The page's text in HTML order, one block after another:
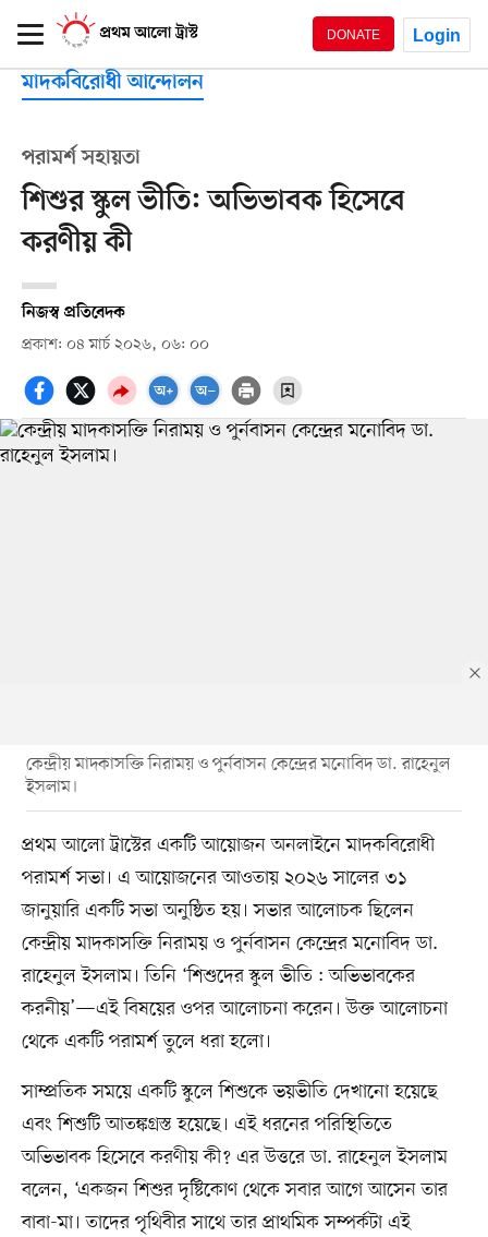
DONATE Login
মাদকবিরোধী আন্দোলন
পরামর্শ সহায়তা
শিশুর স্কুল ভীতি: অভিভাবক হিসেবে
করণীয় কী
নিজস্ব প্রতিবেদক
প্রকাশ: ০৪ মার্চ ২০২৬, ০৬: ০০
কেন্দ্রীয় মাদকাসক্তি নিরাময় ও পুর্নবাসন কেন্দ্রের মনোবিদ ডা. রাহেনুল
ইসলাম।
প্রথম আলো ট্রাস্টের একটি আয়োজন অনলাইনে মাদকবিরোধী
পরামর্শ সভা। এ আয়োজনের আওতায় ২০২৬ সালের ৩১
জানুয়ারি একটি সভা অনুষ্ঠিত হয়। সভার আলোচক ছিলেন
কেন্দ্রীয় মাদকাসক্তি নিরাময় ও পুর্নবাসন কেন্দ্রের মনোবিদ ডা.
রাহেনুল ইসলাম। তিনি ‘শিশুদের স্কুল ভীতি : অভিভাবকের
করনীয়’—এই বিষয়ের ওপর আলোচনা করেন। উক্ত আলোচনা
থেকে একটি পরামর্শ তুলে ধরা হলো।
সাম্প্রতিক সময়ে একটি স্কুলে শিশুকে ভয়ভীতি দেখানো হয়েছে
এবং শিশুটি আতঙ্কগ্রস্ত হয়েছে। এই ধরনের পরিস্থিতিতে
অভিভাবক হিসেবে করণীয় কী? এর উত্তরে ডা. রাহেনুল ইসলাম
বলেন, ‘একজন শিশুর দৃষ্টিকোণ থেকে সবার আগে আসেন তার
বাবা-মা। তাদের পৃথিবীর সাথে তার প্রাথমিক সম্পর্কটা এই